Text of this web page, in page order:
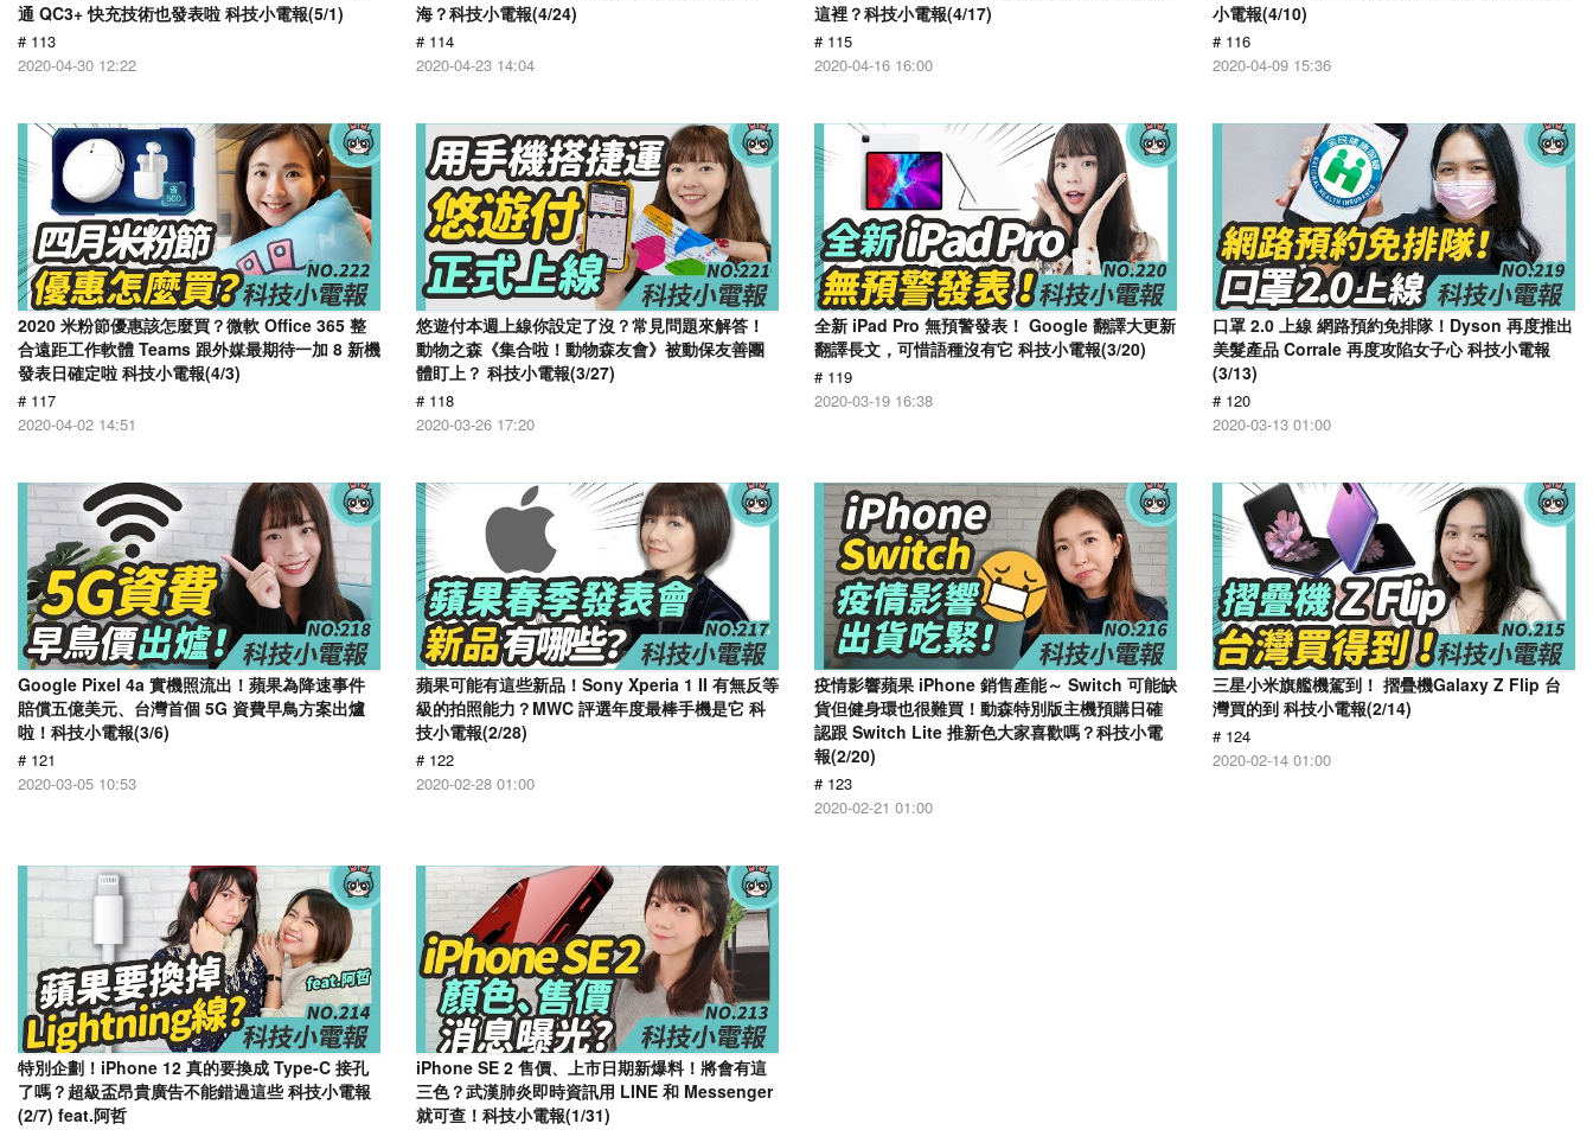
通 QC3+ 快充技術也發表啦 科技小電報(5/1)
# 113
2020-04-30 12:22
海？科技小電報(4/24)
# 114
2020-04-23 14:04
這裡？科技小電報(4/17)
# 115
2020-04-16 16:00
小電報(4/10)
# 116
2020-04-09 15:36
2020 米粉節優惠該怎麼買？微軟 Office 365 整
合遠距工作軟體 Teams 跟外媒最期待一加 8 新機
發表日確定啦 科技小電報(4/3)
# 117
2020-04-02 14:51
悠遊付本週上線你設定了沒？常見問題來解答！
動物之森《集合啦！動物森友會》被動保友善團
體盯上？ 科技小電報(3/27)
# 118
2020-03-26 17:20
全新 iPad Pro 無預警發表！ Google 翻譯大更新
翻譯長文，可惜語種沒有它 科技小電報(3/20)
# 119
2020-03-19 16:38
口罩 2.0 上線 網路預約免排隊！Dyson 再度推出
美髮產品 Corrale 再度攻陷女子心 科技小電報
(3/13)
# 120
2020-03-13 01:00
Google Pixel 4a 實機照流出！蘋果為降速事件
賠償五億美元、台灣首個 5G 資費早鳥方案出爐
啦！科技小電報(3/6)
# 121
2020-03-05 10:53
蘋果可能有這些新品！Sony Xperia 1 II 有無反等
級的拍照能力？MWC 評選年度最棒手機是它 科
技小電報(2/28)
# 122
2020-02-28 01:00
疫情影響蘋果 iPhone 銷售產能～ Switch 可能缺
貨但健身環也很難買！動森特別版主機預購日確
認跟 Switch Lite 推新色大家喜歡嗎？科技小電
報(2/20)
# 123
2020-02-21 01:00
三星小米旗艦機駕到！ 摺疊機Galaxy Z Flip 台
灣買的到 科技小電報(2/14)
# 124
2020-02-14 01:00
特別企劃！iPhone 12 真的要換成 Type-C 接孔
了嗎？超級盃昂貴廣告不能錯過這些 科技小電報
(2/7) feat.阿哲
iPhone SE 2 售價、上市日期新爆料！將會有這
三色？武漢肺炎即時資訊用 LINE 和 Messenger
就可查！科技小電報(1/31)